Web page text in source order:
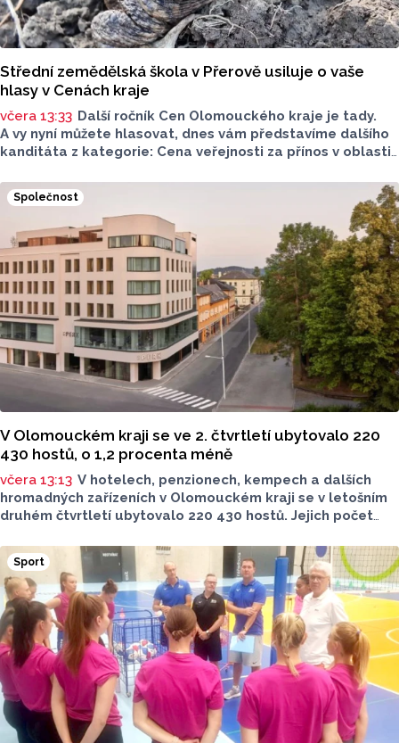
Střední zemědělská škola v Přerově usiluje o vaše
hlasy v Cenách kraje
včera 13:33 Další ročník Cen Olomouckého kraje je tady.
A vy nyní můžete hlasovat, dnes vám představíme dalšího
kanditáta z kategorie: Cena veřejnosti za přínos v oblasti
v Přerově, která má nominaci v kategorii: Významný počin
v ochraně životního prostředí - právnická osoba.
Společnost
V Olomouckém kraji se ve 2. čtvrtletí ubytovalo 220
430 hostů, o 1,2 procenta méně
včera 13:13 V hotelech, penzionech, kempech a dalších
hromadných zařízeních v Olomouckém kraji se v letošním
druhém čtvrtletí ubytovalo 220 430 hostů. Jejich počet
přibylo ubytovaných cizinců, kterých bylo 45 548,
meziročně o 9,1 procenta více. Naopak domácích hostů
v regionu ubylo, kraj v tomto období navštívilo 174 882
turistů, což bylo meziročně o 3,6 procenta méně. Celkový
počet přenocování v kraji klesl o 4,7 procenta. Údaje
dnes zveřejnil Český statistický úřad (ČSÚ).
Sport